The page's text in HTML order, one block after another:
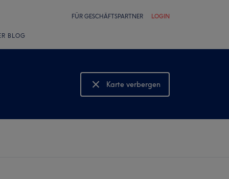
FÜR GESCHÄFTSPARTNER LOGIN
BLOG
Karte verbergen
Karte anzeigen